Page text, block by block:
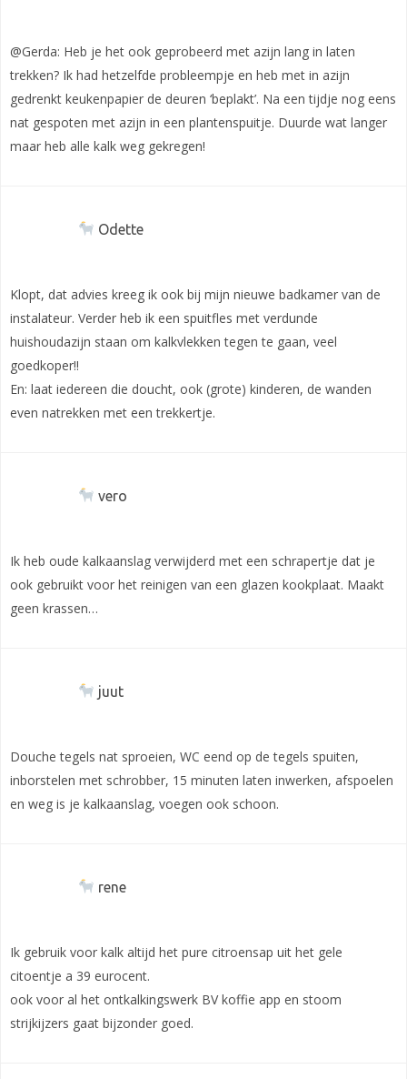
@Gerda: Heb je het ook geprobeerd met azijn lang in laten
trekken? Ik had hetzelfde probleempje en heb met in azijn
gedrenkt keukenpapier de deuren ‘beplakt’. Na een tijdje nog eens
nat gespoten met azijn in een plantenspuitje. Duurde wat langer
maar heb alle kalk weg gekregen!
Odette
Klopt, dat advies kreeg ik ook bij mijn nieuwe badkamer van de
instalateur. Verder heb ik een spuitfles met verdunde
huishoudazijn staan om kalkvlekken tegen te gaan, veel
goedkoper!!
En: laat iedereen die doucht, ook (grote) kinderen, de wanden
even natrekken met een trekkertje.
vero
Ik heb oude kalkaanslag verwijderd met een schrapertje dat je
ook gebruikt voor het reinigen van een glazen kookplaat. Maakt
geen krassen…
juut
Douche tegels nat sproeien, WC eend op de tegels spuiten,
inborstelen met schrobber, 15 minuten laten inwerken, afspoelen
en weg is je kalkaanslag, voegen ook schoon.
rene
Ik gebruik voor kalk altijd het pure citroensap uit het gele
citoentje a 39 eurocent.
ook voor al het ontkalkingswerk BV koffie app en stoom
strijkijzers gaat bijzonder goed.